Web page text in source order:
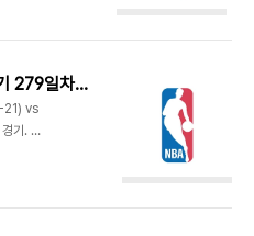
15-22.
4개에
의 덩
료. 맥
페이
서다
[NBA] 2020-21 시즌 정주행기 279일차 (2021.09.27)
21) vs
기. 토
포가